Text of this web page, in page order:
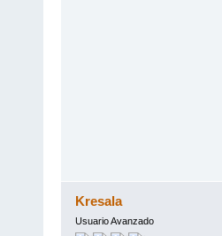
Kresala
Usuario Avanzado